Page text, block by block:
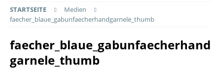
STARTSEITE
Medien
faecher_blaue_gabunfaecherhandgarnele_thumb
faecher_blaue_gabunfaecherhand
garnele_thumb